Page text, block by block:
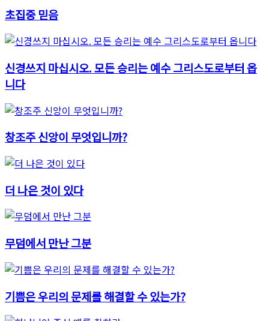
초집중 믿음
신경쓰지 마십시오. 모든 승리는 예수 그리스도로부터 옵
니다
창조주 신앙이 무엇입니까?
더 나은 것이 있다
무덤에서 만난 그분
기쁨은 우리의 문제를 해결할 수 있는가?